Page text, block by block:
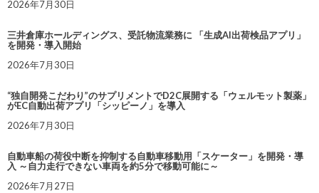
2026年7月30日
三井倉庫ホールディングス、受託物流業務に 「生成AI出荷検品アプリ」
を開発・導入開始
2026年7月30日
“独自開発こだわり”のサプリメントでD2C展開する「ウェルモット製薬」
がEC自動出荷アプリ「シッピーノ」を導入
2026年7月30日
自動車船の荷役中断を抑制する自動車移動用「スケーター」を開発・導
入 ～自力走行できない車両を約5分で移動可能に～
2026年7月27日